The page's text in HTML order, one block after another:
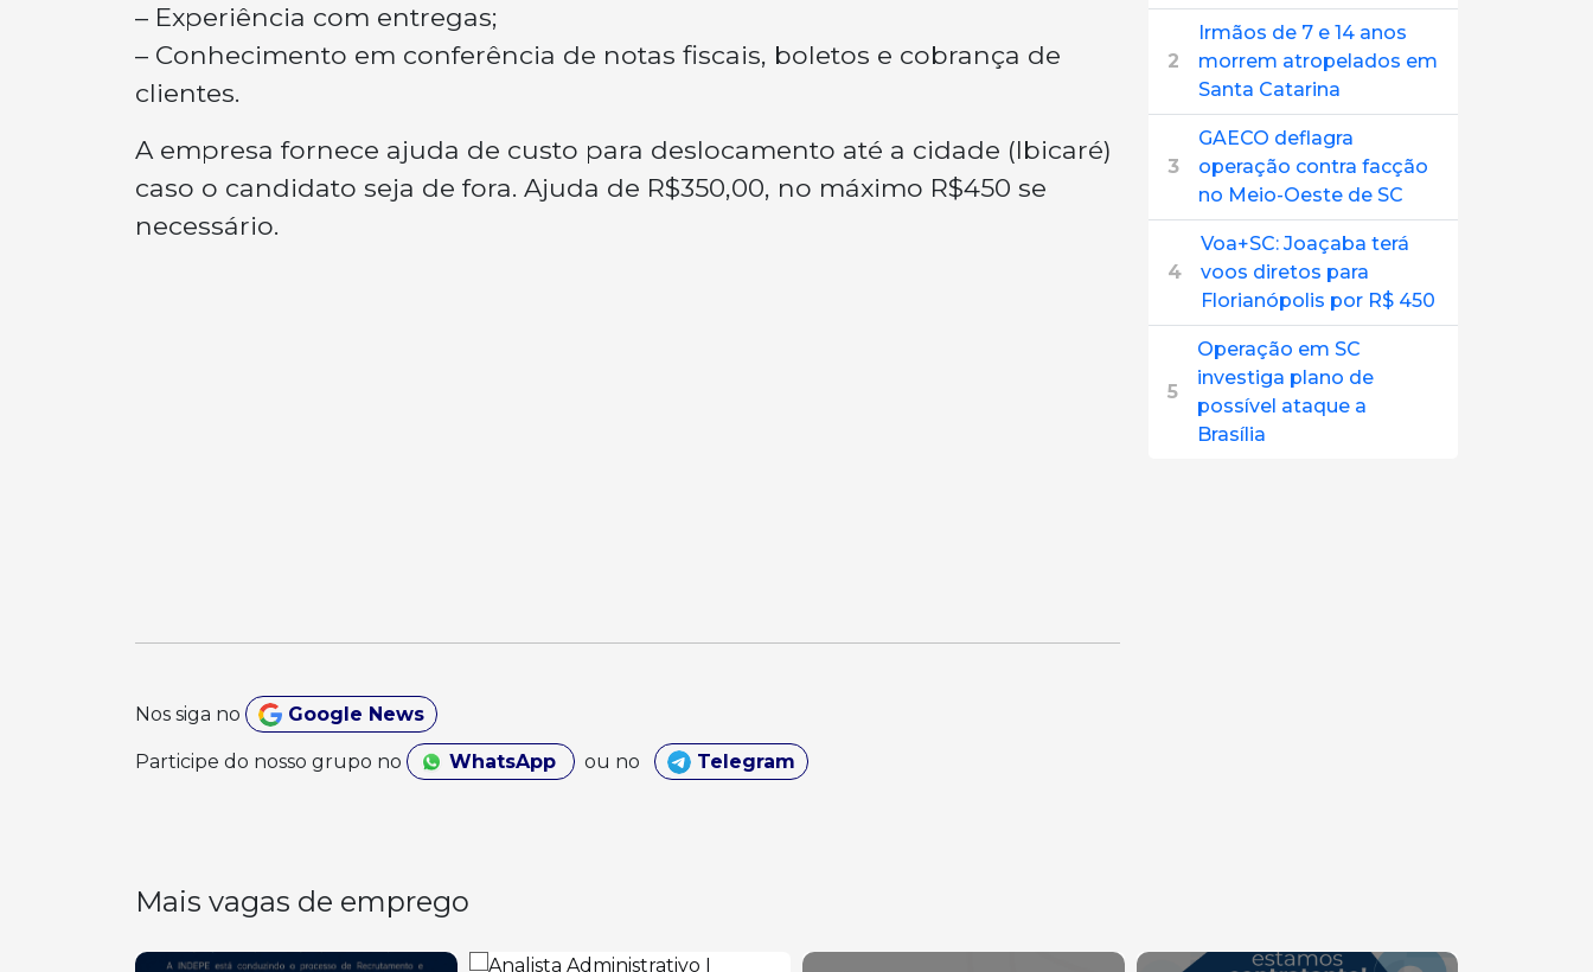
– Experiência com entregas;
– Conhecimento em conferência de notas fiscais, boletos e cobrança de
clientes.
A empresa fornece ajuda de custo para deslocamento até a cidade (Ibicaré)
caso o candidato seja de fora. Ajuda de R$350,00, no máximo R$450 se
necessário.
Nos siga no Google News
Participe do nosso grupo no WhatsApp ou no Telegram
2
Irmãos de 7 e 14 anos
morrem atropelados em
Santa Catarina
3
GAECO deflagra
operação contra facção
no Meio-Oeste de SC
4
Voa+SC: Joaçaba terá
voos diretos para
Florianópolis por R$ 450
5
Operação em SC
investiga plano de
possível ataque a
Brasília
Mais vagas de emprego